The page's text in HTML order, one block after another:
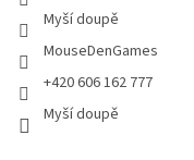
Myší doupě
MouseDenGames
+420 606 162 777
Myší doupě